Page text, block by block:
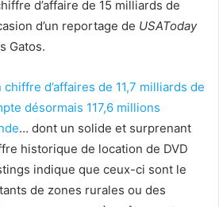
d’affaire de 15 milliards de
d’un reportage de USAToday
Gatos.
chiffre d’affaires de 11,7 milliards de
désormais 117,6 millions
… dont un solide et surprenant
historique de location de DVD
indique que ceux-ci sont le
de zones rurales ou des